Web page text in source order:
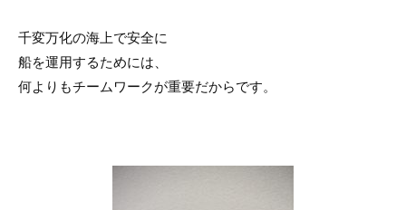
千変万化の海上で安全に
船を運用するためには、
何よりもチームワークが重要だからです。